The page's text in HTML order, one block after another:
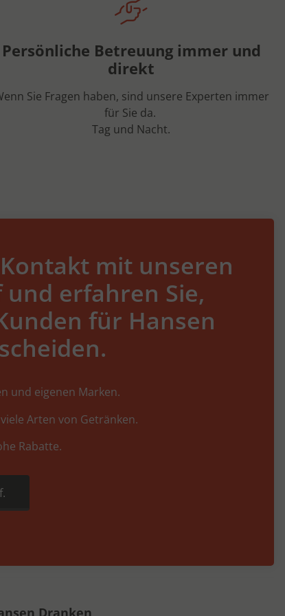
Persönliche Betreuung immer und
direkt
Sie Fragen haben, sind unsere Experten immer
für Sie da.
Tag und Nacht.
mit unseren
erfahren Sie,
für Hansen
und eigenen Marken.
Arten von Getränken.
Rabatte.